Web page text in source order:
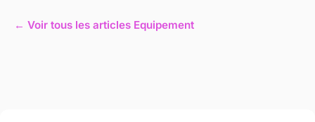
← Voir tous les articles Equipement